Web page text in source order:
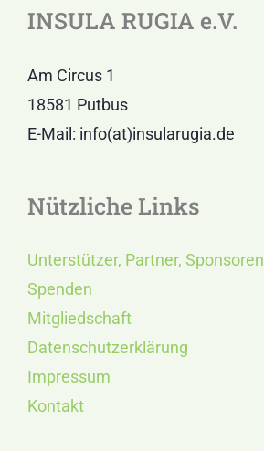
INSULA RUGIA e.V.
Am Circus 1
18581 Putbus
E-Mail: info(at)insularugia.de
Nützliche Links
Unterstützer, Partner, Sponsoren
Spenden
Mitgliedschaft
Datenschutzerklärung
Impressum
Kontakt